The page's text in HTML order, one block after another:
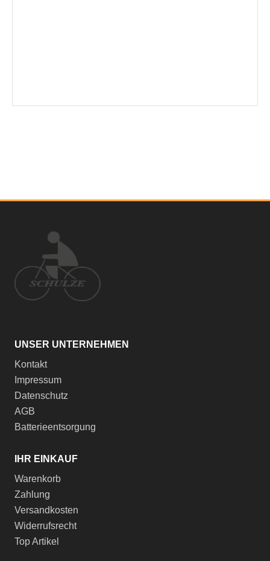
UNSER UNTERNEHMEN
Kontakt
Impressum
Datenschutz
AGB
Batterieentsorgung
IHR EINKAUF
Warenkorb
Zahlung
Versandkosten
Widerrufsrecht
Top Artikel